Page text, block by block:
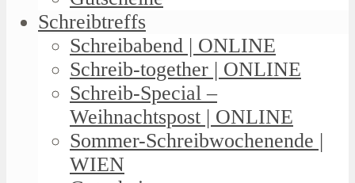
Schreibtreffs
Schreibabend | ONLINE
Schreib-together | ONLINE
Schreib-Special –
Weihnachtspost | ONLINE
Sommer-Schreibwochenende |
WIEN